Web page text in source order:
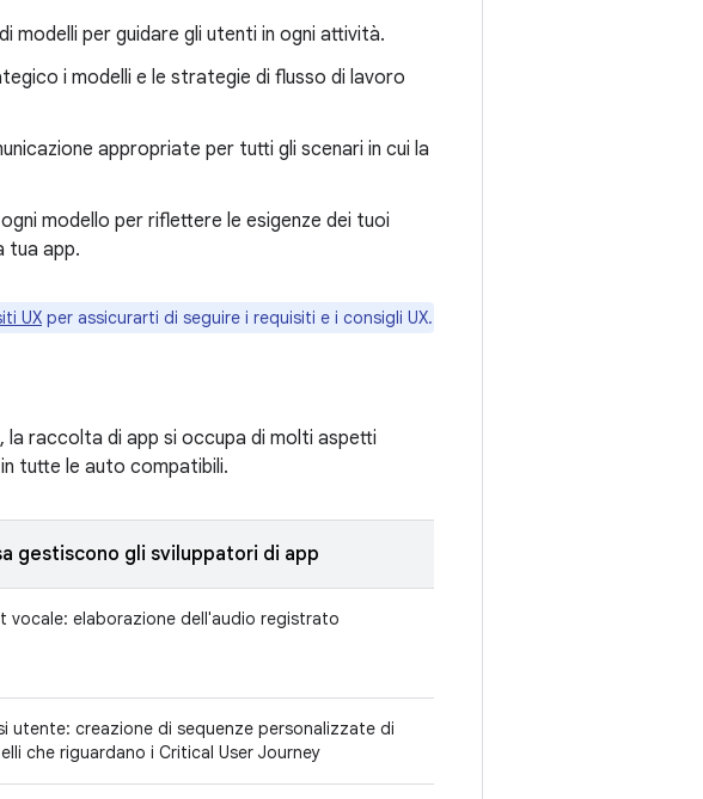
modelli per guidare gli utenti in ogni attività.
i modelli e le strategie di flusso di lavoro
appropriate per tutti gli scenari in cui la
modello per riflettere le esigenze dei tuoi
tua app.
UX per assicurarti di seguire i requisiti e i consigli UX.
raccolta di app si occupa di molti aspetti
tutte le auto compatibili.
gestiscono gli sviluppatori di app
vocale: elaborazione dell'audio registrato
utente: creazione di sequenze personalizzate di
che riguardano i Critical User Journey